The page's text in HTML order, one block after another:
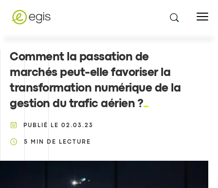
Comment la passation de
marchés peut-elle favoriser la
transformation numérique de la
gestion du trafic aérien ?
PUBLIÉ LE 02.03.23
5 MIN DE LECTURE